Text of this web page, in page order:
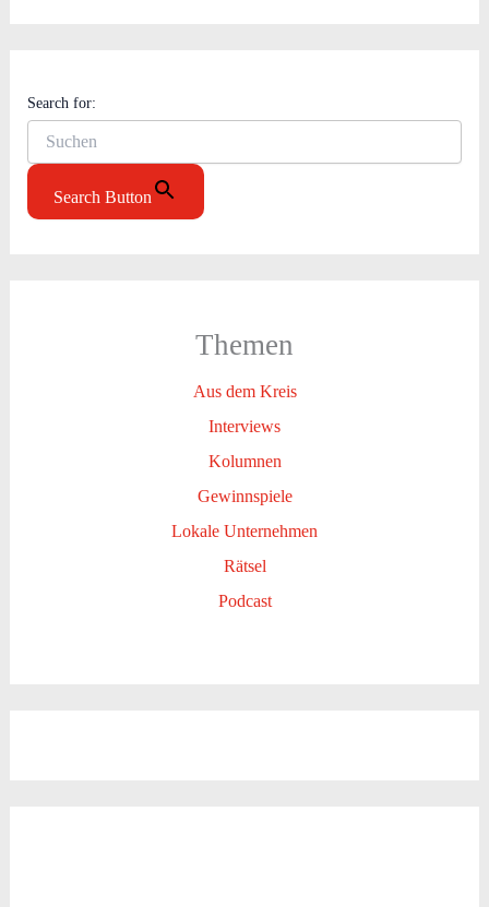
Search for:
Search Button
Themen
Aus dem Kreis
Interviews
Kolumnen
Gewinnspiele
Lokale Unternehmen
Rätsel
Podcast